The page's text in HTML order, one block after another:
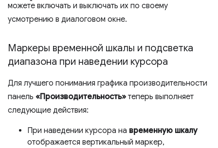
можете включать и выключать их по своему
усмотрению в диалоговом окне.
Маркеры временной шкалы и подсветка
диапазона при наведении курсора
Для лучшего понимания графика производительности
панель «Производительность» теперь выполняет
следующие действия:
При наведении курсора на временную шкалу
отображается вертикальный маркер,